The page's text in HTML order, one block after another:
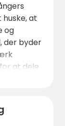
at
og
der byder
at dele
besøg